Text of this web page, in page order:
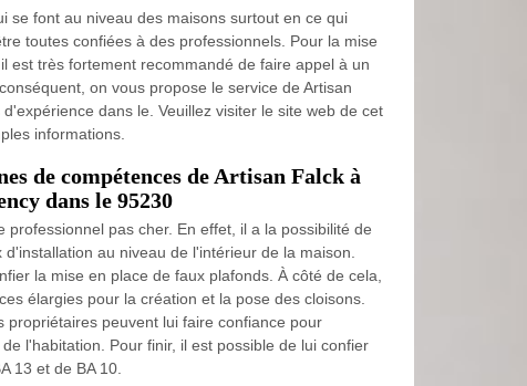
se font au niveau des maisons surtout en ce qui
toutes confiées à des professionnels. Pour la mise
est très fortement recommandé de faire appel à un
on vous propose le service de Artisan
dans le. Veuillez visiter le site web de cet
informations.
de compétences de Artisan Falck à
dans le 95230
professionnel pas cher. En effet, il a la possibilité de
au niveau de l'intérieur de la maison.
la mise en place de faux plafonds. À côté de cela,
élargies pour la création et la pose des cloisons.
propriétaires peuvent lui faire confiance pour
l'habitation. Pour finir, il est possible de lui confier
13 et de BA 10.